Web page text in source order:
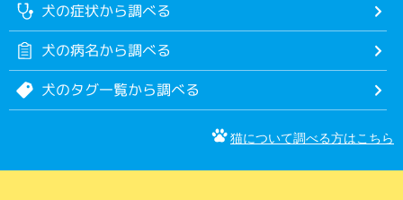
犬の症状から調べる
犬の病名から調べる
犬のタグ一覧から調べる
猫について調べる方はこちら